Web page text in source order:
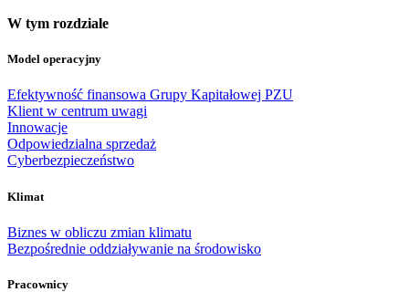
W tym rozdziale
Model operacyjny
Efektywność finansowa Grupy Kapitałowej PZU
Klient w centrum uwagi
Innowacje
Odpowiedzialna sprzedaż
Cyberbezpieczeństwo
Klimat
Biznes w obliczu zmian klimatu
Bezpośrednie oddziaływanie na środowisko
Pracownicy